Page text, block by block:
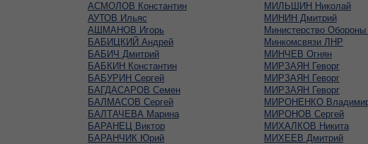
АСМОЛОВ Константин
МИЛЬШИН Николай
АУТОВ Ильяс
МИНИН Дмитрий
АШМАНОВ Игорь
Министерство
БАБИЦКИЙ Андрей
Минкомсвязи ЛНР
БАБИЧ Дмитрий
МИНЧЕВ Oгнян
БАБКИН Константин
МИРЗАЯН Геворг
БАБУРИН Сергей
МИРЗАЯН Геворг
БАГДАСАРОВ Семен
МИРЗАЯН Геворг
БАЛМАСОВ Сергей
МИРОНЕНКО
БАЛТАЧЕВА Марина
МИРОНОВ Сергей
БАРАНЕЦ Виктор
МИХАЛКОВ Никита
БАРАНЧИК Юрий
МИХЕЕВ Дмитрий